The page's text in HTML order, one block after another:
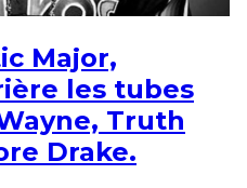
Major,
les tubes
Truth
Drake.